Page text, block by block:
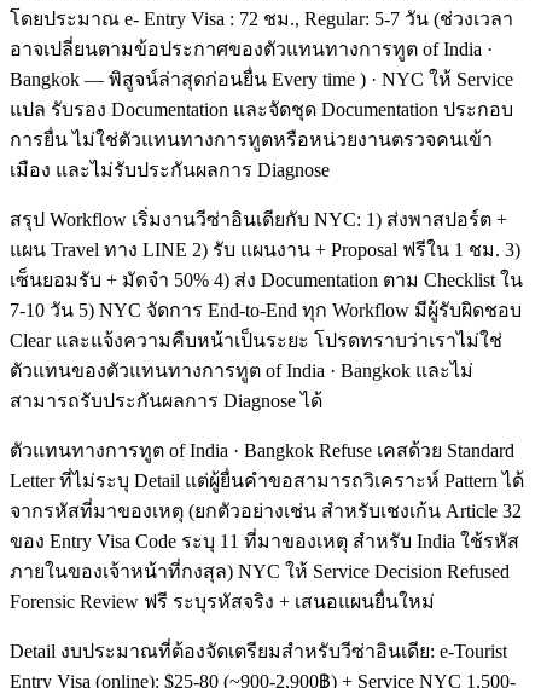
โดยประมาณ e- Entry Visa : 72 ชม., Regular: 5-7 วัน (ช่วงเวลา
อาจเปลี่ยนตามข้อประกาศของตัวแทนทางการทูต of India ·
Bangkok — พิสูจน์ล่าสุดก่อนยื่น Every time ) · NYC ให้ Service
แปล รับรอง Documentation และจัดชุด Documentation ประกอบ
การยื่น ไม่ใช่ตัวแทนทางการทูตหรือหน่วยงานตรวจคนเข้า
เมือง และไม่รับประกันผลการ Diagnose
สรุป Workflow เริ่มงานวีซ่าอินเดียกับ NYC: 1) ส่งพาสปอร์ต +
แผน Travel ทาง LINE 2) รับ แผนงาน + Proposal ฟรีใน 1 ชม. 3)
เซ็นยอมรับ + มัดจำ 50% 4) ส่ง Documentation ตาม Checklist ใน
7-10 วัน 5) NYC จัดการ End-to-End ทุก Workflow มีผู้รับผิดชอบ
Clear และแจ้งความคืบหน้าเป็นระยะ โปรดทราบว่าเราไม่ใช่
ตัวแทนของตัวแทนทางการทูต of India · Bangkok และไม่
สามารถรับประกันผลการ Diagnose ได้
ตัวแทนทางการทูต of India · Bangkok Refuse เคสด้วย Standard
Letter ที่ไม่ระบุ Detail แต่ผู้ยื่นคำขอสามารถวิเคราะห์ Pattern ได้
จากรหัสที่มาของเหตุ (ยกตัวอย่างเช่น สำหรับเชงเก้น Article 32
ของ Entry Visa Code ระบุ 11 ที่มาของเหตุ สำหรับ India ใช้รหัส
ภายในของเจ้าหน้าที่กงสุล) NYC ให้ Service Decision Refused
Forensic Review ฟรี ระบุรหัสจริง + เสนอแผนยื่นใหม่
Detail งบประมาณที่ต้องจัดเตรียมสำหรับวีซ่าอินเดีย: e-Tourist
Entry Visa (online): $25-80 (~900-2,900฿) + Service NYC 1,500-